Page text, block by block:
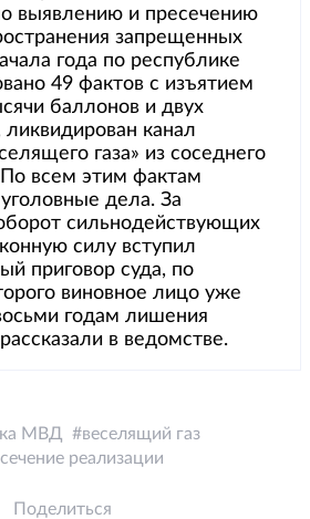
выявлению и пресечению
запрещенных
года по республике
49 фактов с изъятием
баллонов и двух
ликвидирован канал
газа» из соседнего
По всем этим фактам
дела. За
сильнодействующих
силу вступил
приговор суда, по
виновное лицо уже
годам лишения
в ведомстве.
МВД
веселящий газ
реализации
Поделиться